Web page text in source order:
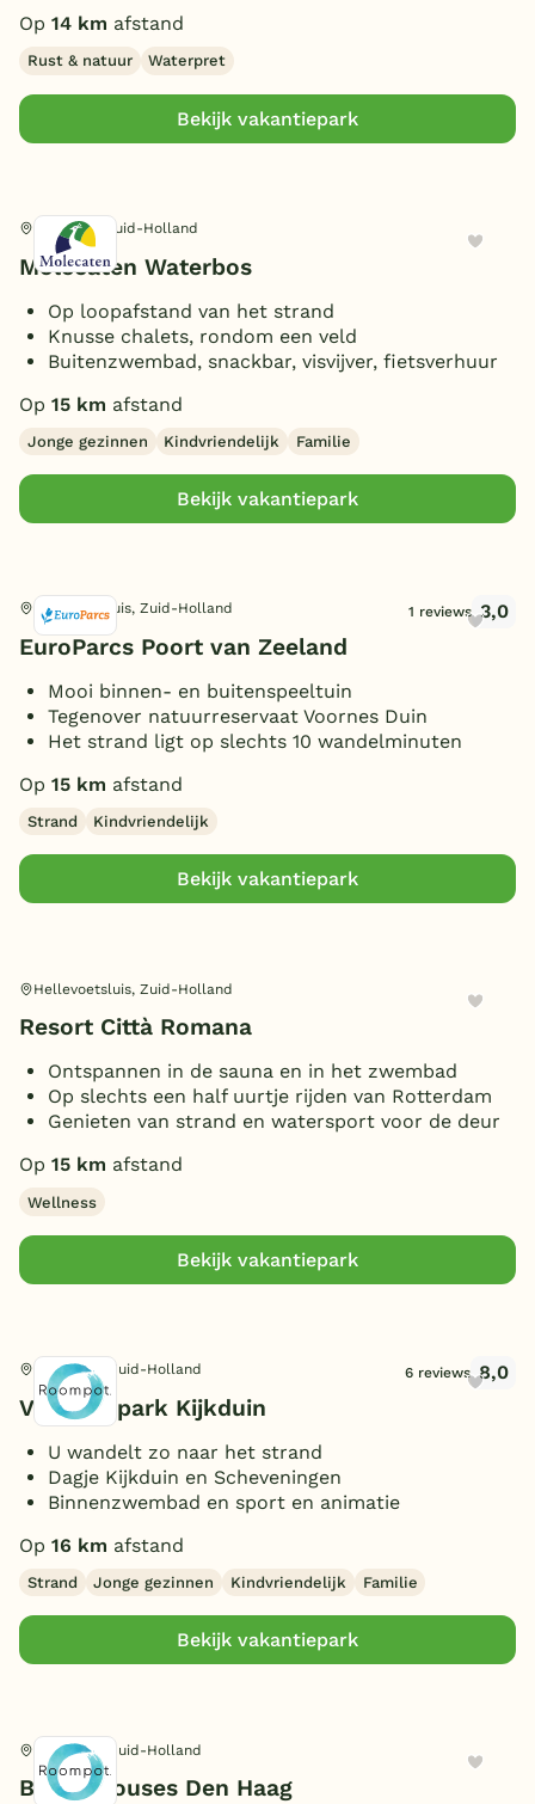
Op 14 km afstand
Rust & natuur Waterpret
Bekijk vakantiepark
Rockanje, Zuid-Holland
Molecaten Waterbos
Op loopafstand van het strand
Knusse chalets, rondom een veld
Buitenzwembad, snackbar, visvijver, fietsverhuur
Op 15 km afstand
Jonge gezinnen Kindvriendelijk Familie
Bekijk vakantiepark
Hellevoetsluis, Zuid-Holland 1 reviews 3,0
EuroParcs Poort van Zeeland
Mooi binnen- en buitenspeeltuin
Tegenover natuurreservaat Voornes Duin
Het strand ligt op slechts 10 wandelminuten
Op 15 km afstand
Strand Kindvriendelijk
Bekijk vakantiepark
Hellevoetsluis, Zuid-Holland
Resort Città Romana
Ontspannen in de sauna en in het zwembad
Op slechts een half uurtje rijden van Rotterdam
Genieten van strand en watersport voor de deur
Op 15 km afstand
Wellness
Bekijk vakantiepark
Den Haag, Zuid-Holland 6 reviews 8,0
Vakantiepark Kijkduin
U wandelt zo naar het strand
Dagje Kijkduin en Scheveningen
Binnenzwembad en sport en animatie
Op 16 km afstand
Strand Jonge gezinnen Kindvriendelijk Familie
Bekijk vakantiepark
Den Haag, Zuid-Holland
Beach Houses Den Haag